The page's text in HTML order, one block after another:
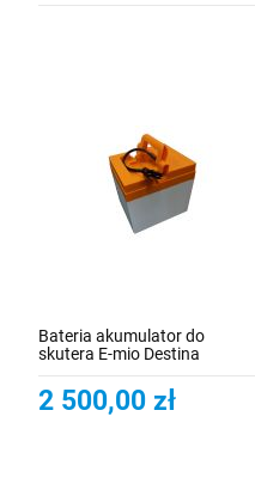
Bateria akumulator do
skutera E-mio Destina
2 500,00 zł